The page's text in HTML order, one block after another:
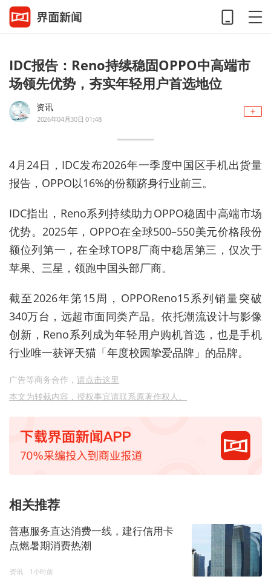
IDC报告：Reno持续稳固OPPO中高端市
场领先优势，夯实年轻用户首选地位
资讯
2026年04月30日 01:48
4月24日，IDC发布2026年一季度中国区手机出货量
报告，OPPO以16%的份额跻身行业前三。
IDC指出，Reno系列持续助力OPPO稳固中高端市场
优势。2025年，OPPO在全球500–550美元价格段份
额位列第一，在全球TOP8厂商中稳居第三，仅次于
苹果、三星，领跑中国头部厂商。
截至2026年第15周，OPPOReno15系列销量突破
340万台，远超市面同类产品。依托潮流设计与影像
创新，Reno系列成为年轻用户购机首选，也是手机
行业唯一获评天猫「年度校园挚爱品牌」的品牌。
广告等商务合作， 请点击这里
本文为转载内容，授权事宜请联系原著作权人。
相关推荐
普惠服务直达消费一线，建行信用卡
点燃暑期消费热潮
资讯 1小时前